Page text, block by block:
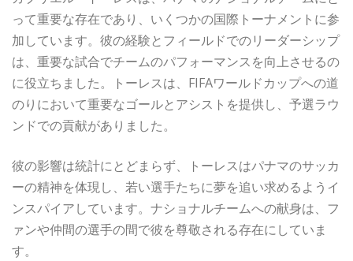
って重要な存在であり、いくつかの国際トーナメントに参
加しています。彼の経験とフィールドでのリーダーシップ
は、重要な試合でチームのパフォーマンスを向上させるの
に役立ちました。トーレスは、FIFAワールドカップへの道
のりにおいて重要なゴールとアシストを提供し、予選ラウ
ンドでの貢献がありました。
彼の影響は統計にとどまらず、トーレスはパナマのサッカ
ーの精神を体現し、若い選手たちに夢を追い求めるようイ
ンスパイアしています。ナショナルチームへの献身は、フ
ァンや仲間の選手の間で彼を尊敬される存在にしていま
す。